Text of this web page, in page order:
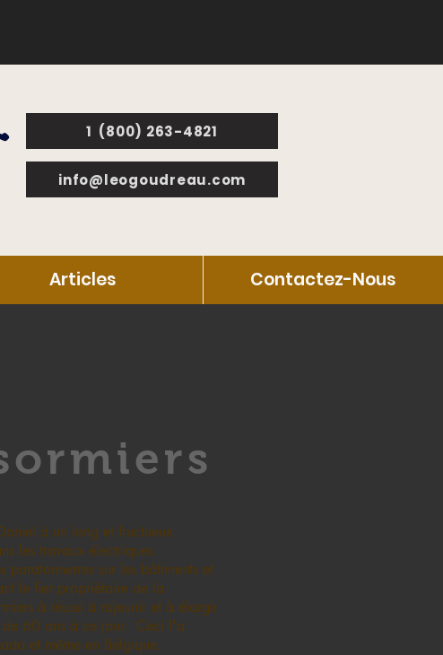
1 (800) 263-4821
info@leogoudreau.com
Articles Contactez-Nous
à un long et fructueux
les travaux électriques
sur les bâtiments et
le fier propriétaire de la
à réussi à rajeunir et à élargir
de 60 ans à ce jour. Ceci l'a
et même en Belgique.